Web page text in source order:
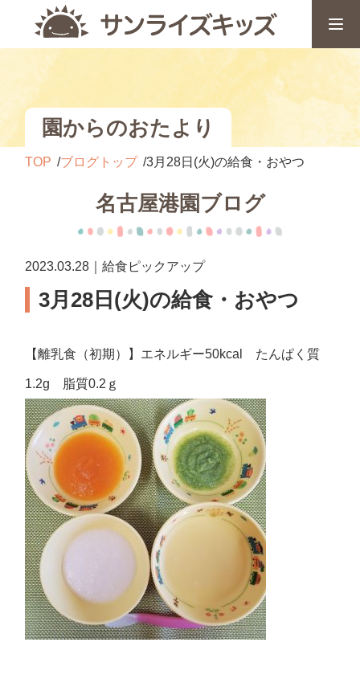
園からのおたより
TOP ブログトップ 3月28日(火)の給食・おやつ
名古屋港園ブログ
2023.03.28｜給食ピックアップ
3月28日(火)の給食・おやつ
【離乳食（初期）】エネルギー50kcal たんぱく質
1.2g 脂質0.2ｇ